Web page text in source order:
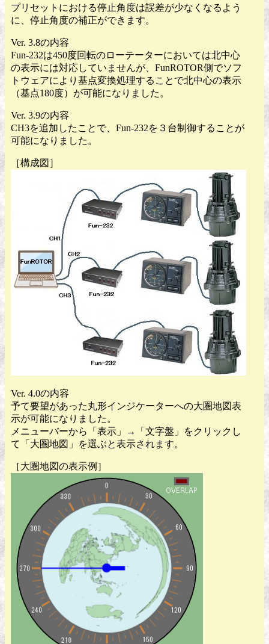
プリセットにおける停止角度は誤差が少なくなるよう
に、停止角度の補正ができます。
Ver. 3.8の内容
Fun-232は450度回転のローテーターにおいては北中心
の表示には対応していませんが、FunROTOR側でソフ
トウェアにより基点変換処理することで北中心の表示
（基点180度）が可能になりました。
Ver. 3.9の内容
CH3を追加したことで、Fun-232を３台制御することが
可能になりました。
［構成図］
Ver. 4.0の内容
予て要望があった丸形インジケーターへの大圏地図表
示が可能になりました。
メニューバーから「表示」→「文字盤」をクリックし
て「大圏地図」を選ぶと表示されます。
［大圏地図の表示例］